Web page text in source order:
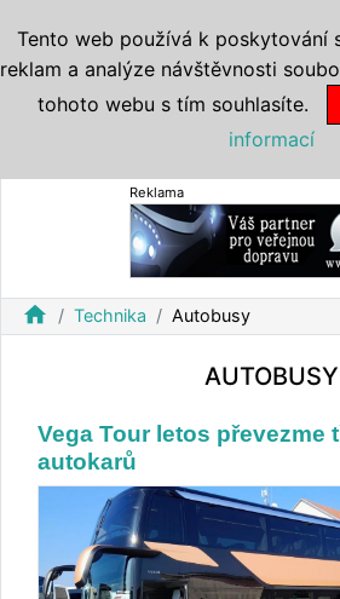
Reklama
home Technika Autobusy
AUTOBUSY
Vega Tour letos převezme
autokarů
Tento web používá k poskytování
reklam a analýze návštěvnosti
tohoto webu s tím souhlasíte.
informací